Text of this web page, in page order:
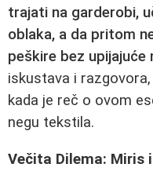
trajati na garderobi,
oblaka, a da pritom
peškire bez upijajuće
iskustava i
kada je reč o ovom
negu tekstila.
Večita Dilema: Miris